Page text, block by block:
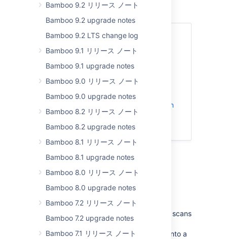
Bamboo 9.2 リリース ノート
Bamboo 9.2 upgrade notes
Bamboo 9.2 LTS change log
Bamboo 9.1 リリース ノート
Bamboo 9.1 upgrade notes
Bamboo 9.0 リリース ノート
Bamboo 9.0 upgrade notes
Bamboo 8.2 リリース ノート
Bamboo 8.2 upgrade notes
Bamboo 8.1 リリース ノート
Bamboo 8.1 upgrade notes
Bamboo 8.0 リリース ノート
Bamboo 8.0 upgrade notes
Bamboo 7.2 リリース ノート
Bamboo 7.2 upgrade notes
Bamboo 7.1 リリース ノート
Read the documentation
ハイライト
Parsing build warnings
New VCS tasks
Welcome IPv6
Bamboo Docker images
Deployment project configuration
now in audit log
解決済みの課題
Bamboo 6.7 introduces a new task which scans
build logs and output files for compiler
warnings. The warnings are aggregated into a